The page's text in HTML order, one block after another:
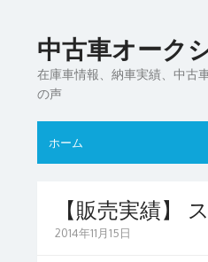
中古車オーク
在庫車情報、納車実績、中古
の声
ホーム
【販売実績】
2014年11月15日